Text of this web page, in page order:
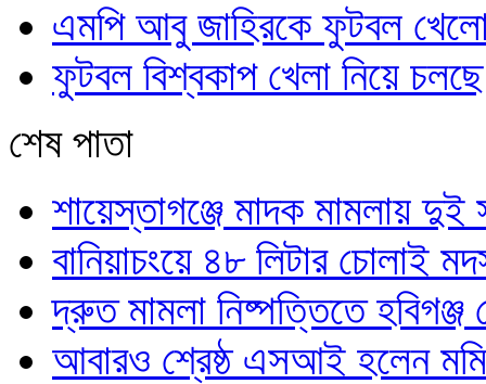
এমপি আবু জাহিরকে ফুটবল
ফুটবল বিশ্বকাপ খেলা নিয়ে
শেষ পাতা
শায়েস্তাগঞ্জে মাদক মামলায়
বানিয়াচংয়ে ৪৮ লিটার চোলাই
দ্রুত মামলা নিষ্পত্তিতে
আবারও শ্রেষ্ঠ এসআই হলেন